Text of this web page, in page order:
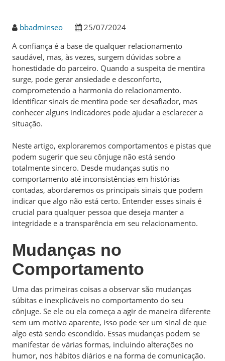
bbadminseo
25/07/2024
A confiança é a base de qualquer relacionamento
saudável, mas, às vezes, surgem dúvidas sobre a
honestidade do parceiro. Quando a suspeita de mentira
surge, pode gerar ansiedade e desconforto,
comprometendo a harmonia do relacionamento.
Identificar sinais de mentira pode ser desafiador, mas
conhecer alguns indicadores pode ajudar a esclarecer a
situação.
Neste artigo, exploraremos comportamentos e pistas que
podem sugerir que seu cônjuge não está sendo
totalmente sincero. Desde mudanças sutis no
comportamento até inconsistências em histórias
contadas, abordaremos os principais sinais que podem
indicar que algo não está certo. Entender esses sinais é
crucial para qualquer pessoa que deseja manter a
integridade e a transparência em seu relacionamento.
Mudanças no
Comportamento
Uma das primeiras coisas a observar são mudanças
súbitas e inexplicáveis no comportamento do seu
cônjuge. Se ele ou ela começa a agir de maneira diferente
sem um motivo aparente, isso pode ser um sinal de que
algo está sendo escondido. Essas mudanças podem se
manifestar de várias formas, incluindo alterações no
humor, nos hábitos diários e na forma de comunicação.